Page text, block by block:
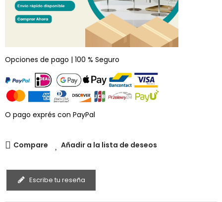
Opciones de pago | 100 % Seguro
O pago exprés con PayPal
Compare Añadir a la lista de deseos
Escribe tu reseña